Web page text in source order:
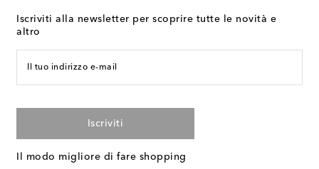
Iscriviti alla newsletter per scoprire tutte le novità e
altro
Il tuo indirizzo e-mail
Iscriviti
Il modo migliore di fare shopping